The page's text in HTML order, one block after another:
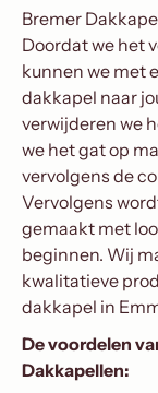
Bremer
Doordat we het
kunnen we met
dakkapel naar
verwijderen we
we het gat op
vervolgens de
Vervolgens
gemaakt met
beginnen. Wij
kwalitatieve
dakkapel in
De voordelen
Dakkapellen: